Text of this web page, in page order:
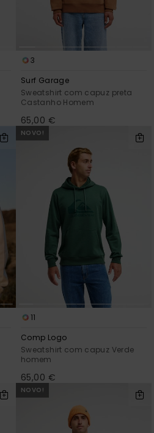
3
Surf Garage
Sweatshirt com capuz preta
Castanho Homem
65,00 €
NOVO!
11
Comp Logo
Sweatshirt com capuz Verde
homem
65,00 €
NOVO!